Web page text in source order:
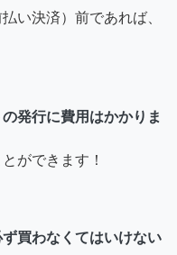
い決済）前であれば、
発行に費用はかかりま
ができます！
買わなくてはいけない